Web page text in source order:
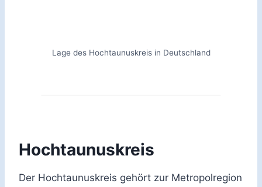
Lage des Hochtaunuskreis in Deutschland
Hochtaunuskreis
Der Hochtaunuskreis gehört zur Metropolregion